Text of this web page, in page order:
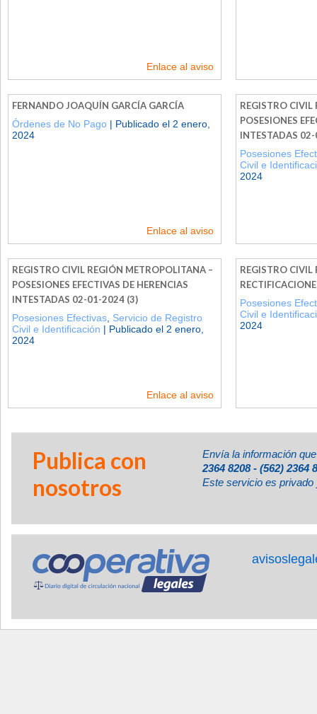
Enlace al aviso
FERNANDO JOAQUÍN GARCÍA GARCÍA
Órdenes de No Pago | Publicado el 2 enero,
2024
Enlace al aviso
REGISTRO
POSESIONES
INTESTADAS
Posesiones
Civil e
2024
REGISTRO CIVIL REGIÓN METROPOLITANA –
POSESIONES EFECTIVAS DE HERENCIAS
INTESTADAS 02-01-2024 (3)
Posesiones Efectivas Servicio de Registro
Civil e Identificación | Publicado el 2 enero,
2024
Enlace al aviso
REGISTRO
Posesiones
Civil e
2024
Publica con
nosotros
Envía la información
2364 8208 - (562) 2364
Este servicio es privado